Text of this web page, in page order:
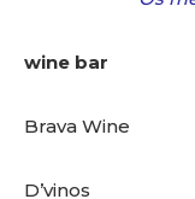
wine bar
Brava Wine
D’vinos